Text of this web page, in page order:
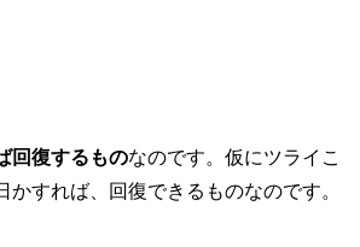
回復するものなのです。仮にツライこ
かすれば、回復できるものなのです。